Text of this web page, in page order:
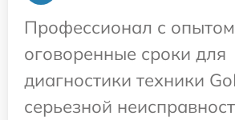
Профессионал с
оговоренные сроки для
диагностики техники
серьезной